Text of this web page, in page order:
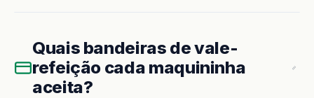
Quais bandeiras de vale-
refeição cada maquininha
aceita?